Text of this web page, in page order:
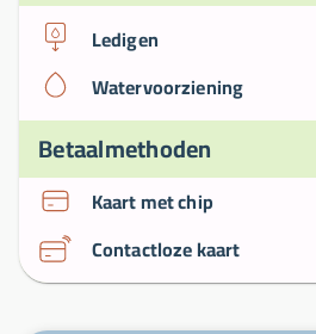
Ledigen
Watervoorziening
Betaalmethoden
Kaart met chip
Contactloze kaart